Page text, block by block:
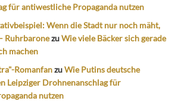
für antiwestliche Propaganda nutzen
Wenn die Stadt nur noch mäht,
RuhrbaronezuWie viele Bäcker sich gerade
machen
RomanfanzuWie Putins deutsche
Leipziger Drohnenanschlag für
nutzen